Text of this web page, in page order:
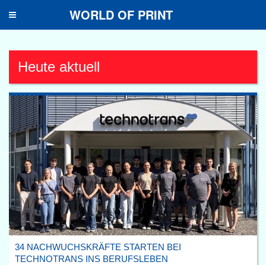
Toggle
WORLD OF PRINT
Heute aktuell
34 NACHWUCHSKRÄFTE STARTEN BEI
TECHNOTRANS INS BERUFSLEBEN